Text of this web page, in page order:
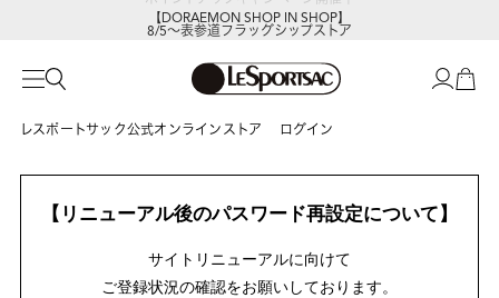
【DORAEMON SHOP IN SHOP】
8/5～表参道フラッグシップストア
レスポートサック公式オンラインストア ログイン
【リニューアル後のパスワード再設定について】
サイトリニューアルに向けて
ご登録状況の確認をお願いしております。